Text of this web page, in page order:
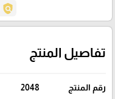
policy
تفاصيل المنتج
رقم المنتج 2048